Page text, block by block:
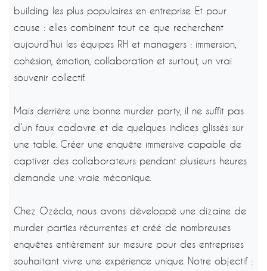
building les plus populaires en entreprise. Et pour
cause : elles combinent tout ce que recherchent
aujourd’hui les équipes RH et managers : immersion,
cohésion, émotion, collaboration et surtout, un vrai
souvenir collectif.
Mais derrière une bonne murder party, il ne suffit pas
d’un faux cadavre et de quelques indices glissés sur
une table. Créer une enquête immersive capable de
captiver des collaborateurs pendant plusieurs heures
demande une vraie mécanique.
Chez Ozécla, nous avons développé une dizaine de
murder parties récurrentes et créé de nombreuses
enquêtes entièrement sur mesure pour des entreprises
souhaitant vivre une expérience unique. Notre objectif :